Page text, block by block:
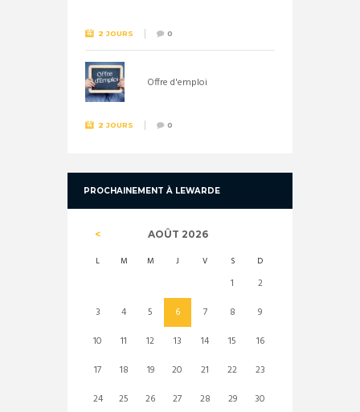
2 JOURS 0
Offre d'emploi
2 JOURS 0
PROCHAINEMENT À LEWARDE
AOÛT 2026
L M M J V S D
1
2
3
4 5 6 7 8
9
10
11 12 13 14 15
16
17
18 19 20 21 22
23
24
25 26 27 28 29 30